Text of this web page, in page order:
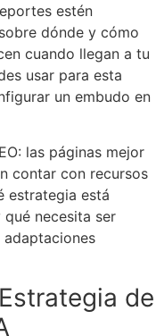
estén
dónde y cómo
cuando llegan a tu
usar para esta
un embudo en
las páginas mejor
contar con recursos
estrategia está
necesita ser
de